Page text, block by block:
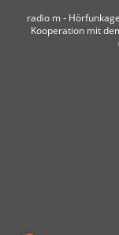
radio m ‐
Kooperation mit